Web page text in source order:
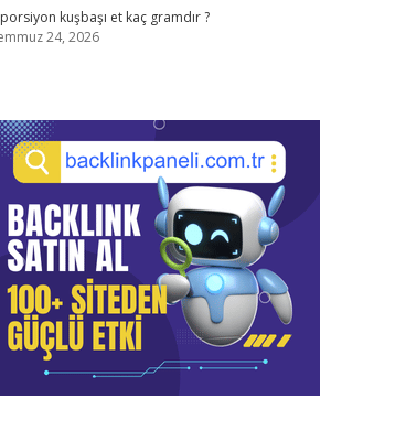
kuşbaşı et kaç gramdır ?
24, 2026